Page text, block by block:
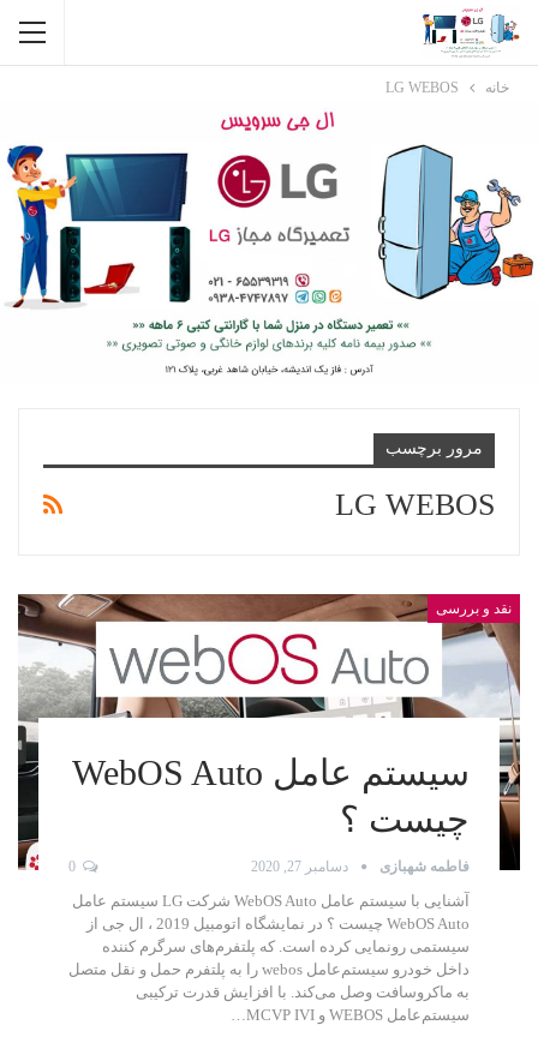
خانه LG WEBOS
مرور برچسب
LG WEBOS
نقد و بررسی
سیستم عامل WebOS Auto
چیست ؟
فاطمه شهبازی دسامبر 27, 2020 0
آشنایی با سیستم عامل WebOS Auto شرکت LG سیستم عامل
WebOS Auto چیست ؟ در نمایشگاه اتومبیل 2019 ، ال‌‌‌ جی از
سیستمی رونمایی کرده است. که پلتفرم‌های سرگرم‌ کننده
داخل خودرو سیستم‌عامل webos را به پلتفرم حمل‌ و‌ نقل متصل
به ماکروسافت وصل می‌کند. با افزایش قدرت ترکیبی
سیستم‌عامل WEBOS و MCVP IVI…